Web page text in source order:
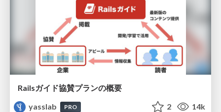
Railsガイド協賛プランの概要
yasslab
PRO 2 14k